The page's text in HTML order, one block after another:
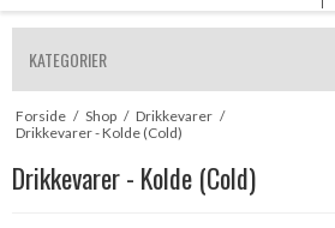
KATEGORIER
Forside / Shop / Drikkevarer /
Drikkevarer - Kolde (Cold)
Drikkevarer - Kolde (Cold)